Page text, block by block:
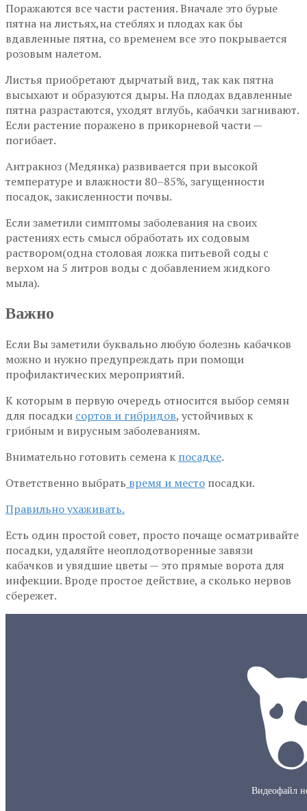
Поражаются все части растения. Вначале это бурые
пятна на листьях,на стеблях и плодах как бы
вдавленные пятна, со временем все это покрывается
розовым налетом.
Листья приобретают дырчатый вид, так как пятна
высыхают и образуются дыры. На плодах вдавленные
пятна разрастаются, уходят вглубь, кабачки загнивают.
Если растение поражено в прикорневой части —
погибает.
Антракноз (Медянка) развивается при высокой
температуре и влажности 80–85%, загущенности
посадок, закисленности почвы.
Если заметили симптомы заболевания на своих
растениях есть смысл обработать их содовым
раствором(одна столовая ложка питьевой соды с
верхом на 5 литров воды с добавлением жидкого
мыла).
Важно
Если Вы заметили буквально любую болезнь кабачков
можно и нужно предупреждать при помощи
профилактических мероприятий.
К которым в первую очередь относится выбор семян
для посадки сортов и гибридов, устойчивых к
грибным и вирусным заболеваниям.
Внимательно готовить семена к посадке.
Ответственно выбрать время и место посадки.
Правильно ухаживать.
Есть один простой совет, просто почаще осматривайте
посадки, удаляйте неоплодотворенные завязи
кабачков и увядшие цветы — это прямые ворота для
инфекции. Вроде простое действие, а сколько нервов
сбережет.